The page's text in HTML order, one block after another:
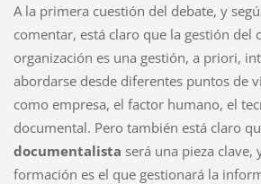
A la primera cuestión del debate, y
comentar, está claro que la gestión del
organización es una gestión, a priori,
abordarse desde diferentes puntos de
como empresa, el factor humano, el
documental. Pero también está claro
documentalista será una pieza clave,
formación es el que gestionará la